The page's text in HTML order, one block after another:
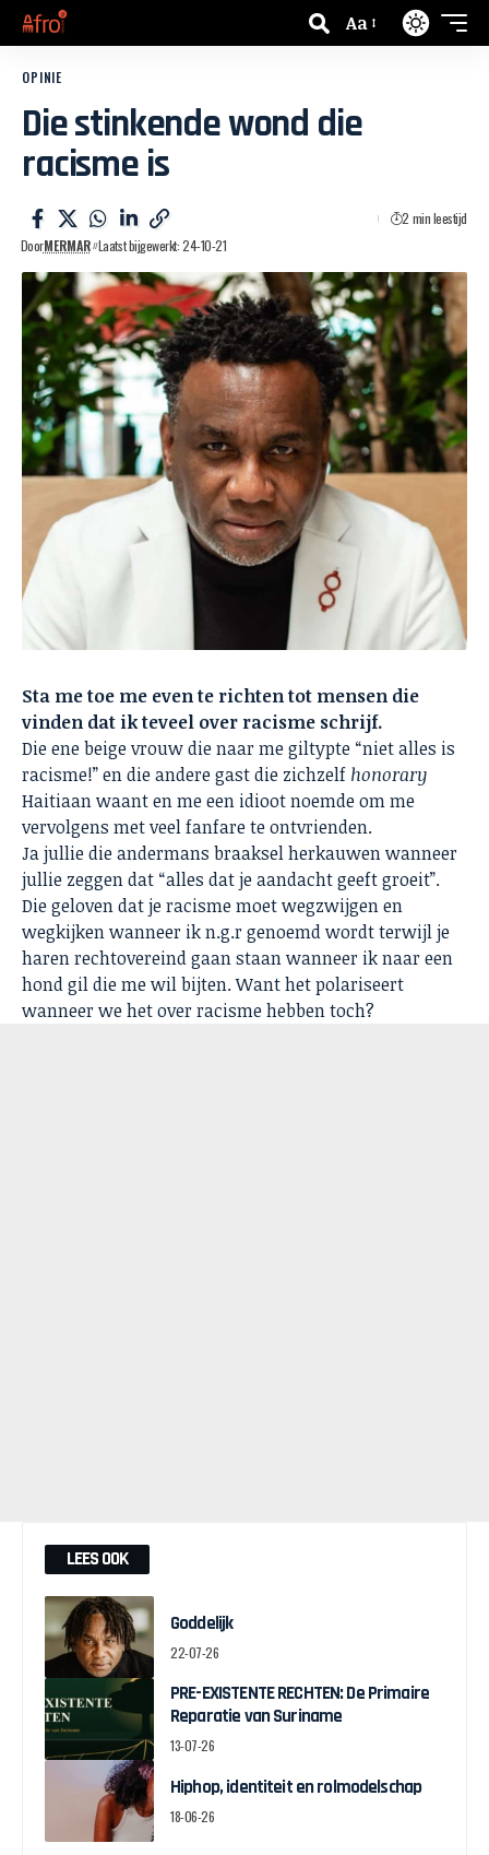
Aa
OPINIE
Die stinkende wond die
racisme is
DoorMERMAR Laatst bijgewerkt: 24-10-21
2 min leestijd
Sta me toe me even te richten tot mensen die
vinden dat ik teveel over racisme schrijf.
Die ene beige vrouw die naar me giltypte “niet alles is
racisme!” en die andere gast die zichzelf honorary
Haitiaan waant en me een idioot noemde om me
vervolgens met veel fanfare te ontvrienden.
Ja jullie die andermans braaksel herkauwen wanneer
jullie zeggen dat “alles dat je aandacht geeft groeit”.
Die geloven dat je racisme moet wegzwijgen en
wegkijken wanneer ik n.g.r genoemd wordt terwijl je
haren rechtovereind gaan staan wanneer ik naar een
hond gil die me wil bijten. Want het polariseert
wanneer we het over racisme hebben toch?
LEES OOK
Goddelijk
22-07-26
PRE-EXISTENTE RECHTEN: De Primaire
Reparatie van Suriname
13-07-26
Hiphop, identiteit en rolmodelschap
18-06-26